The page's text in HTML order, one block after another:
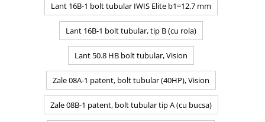
Lant 16B-1 bolt tubular IWIS Elite b1=12.7 mm
Lant 16B-1 bolt tubular, tip B (cu rola)
Lant 50.8 HB bolt tubular, Vision
Zale 08A-1 patent, bolt tubular (40HP), Vision
Zale 08B-1 patent, bolt tubular tip A (cu bucsa)